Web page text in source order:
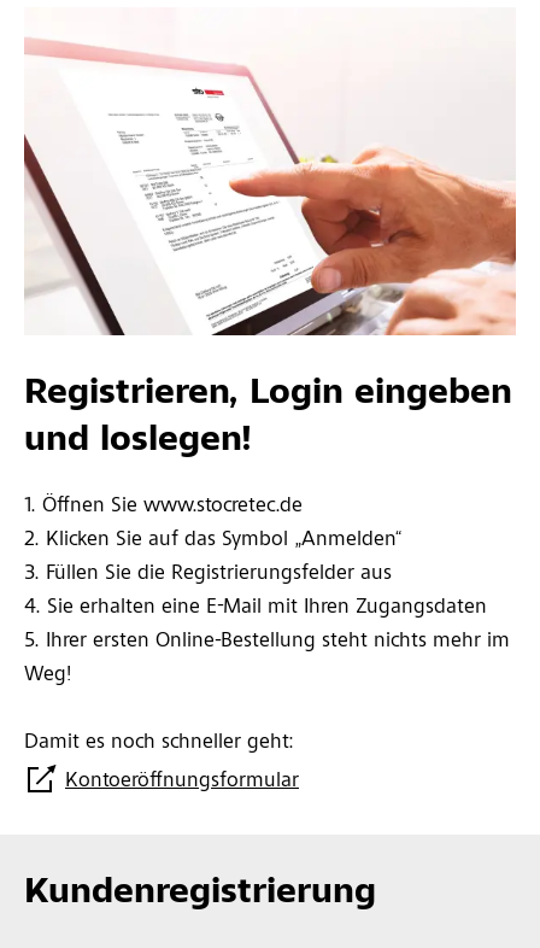
Registrieren, Login eingeben
und loslegen!
1. Öffnen Sie www.stocretec.de
2. Klicken Sie auf das Symbol „Anmelden“
3. Füllen Sie die Registrierungsfelder aus
4. Sie erhalten eine E-Mail mit Ihren Zugangsdaten
5. Ihrer ersten Online-Bestellung steht nichts mehr im
Weg!
Damit es noch schneller geht:
Kontoeröffnungsformular
Kundenregistrierung